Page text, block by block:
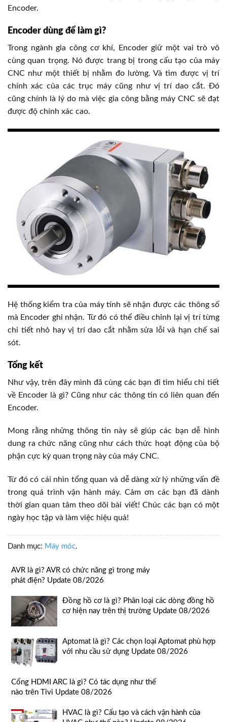
Encoder.
Encoder dùng để làm gì?
Trong ngành gia công cơ khí, Encoder giữ một vai trò vô
cùng quan trọng. Nó được trang bị trong cấu tạo của máy
CNC như một thiết bị nhằm đo lường. Và tìm được vị trí
chính xác của các trục máy cũng như vị trí dao cắt. Đó
cũng chính là lý do mà việc gia công bằng máy CNC sẽ đạt
được độ chính xác cao.
Hệ thống kiểm tra của máy tính sẽ nhận được các thông số
mà Encoder ghi nhận. Từ đó có thể điều chỉnh lại vị trí từng
chi tiết nhỏ hay vị trí dao cắt nhằm sửa lỗi và hạn chế sai
sót.
Tổng kết
Như vậy, trên đây mình đã cùng các bạn đi tìm hiểu chi tiết
về Encoder là gì? Cũng như các thông tin có liên quan đến
Encoder.
Mong rằng những thông tin này sẽ giúp các bạn dễ hình
dung ra chức năng cũng như cách thức hoạt động của bộ
phận cực kỳ quan trọng này của máy CNC.
Từ đó có cái nhìn tổng quan và dễ dàng xử lý những vấn đề
trong quá trình vận hành máy. Cảm ơn các bạn đã dành
thời gian quan tâm theo dõi bài viết! Chúc các bạn có một
ngày học tập và làm việc hiệu quả!
Danh mục: Máy móc.
AVR là gì? AVR có chức năng gì trong máy
phát điện? Update 08/2026
Đồng hồ cơ là gì? Phân loại các dòng đồng hồ
cơ hiện nay trên thị trường Update 08/2026
Aptomat là gì? Các chọn loại Aptomat phù hợp
với nhu cầu sử dụng Update 08/2026
Cổng HDMI ARC là gì? Có tác dụng như thế
nào trên Tivi Update 08/2026
HVAC là gì? Cấu tạo và cách vận hành của